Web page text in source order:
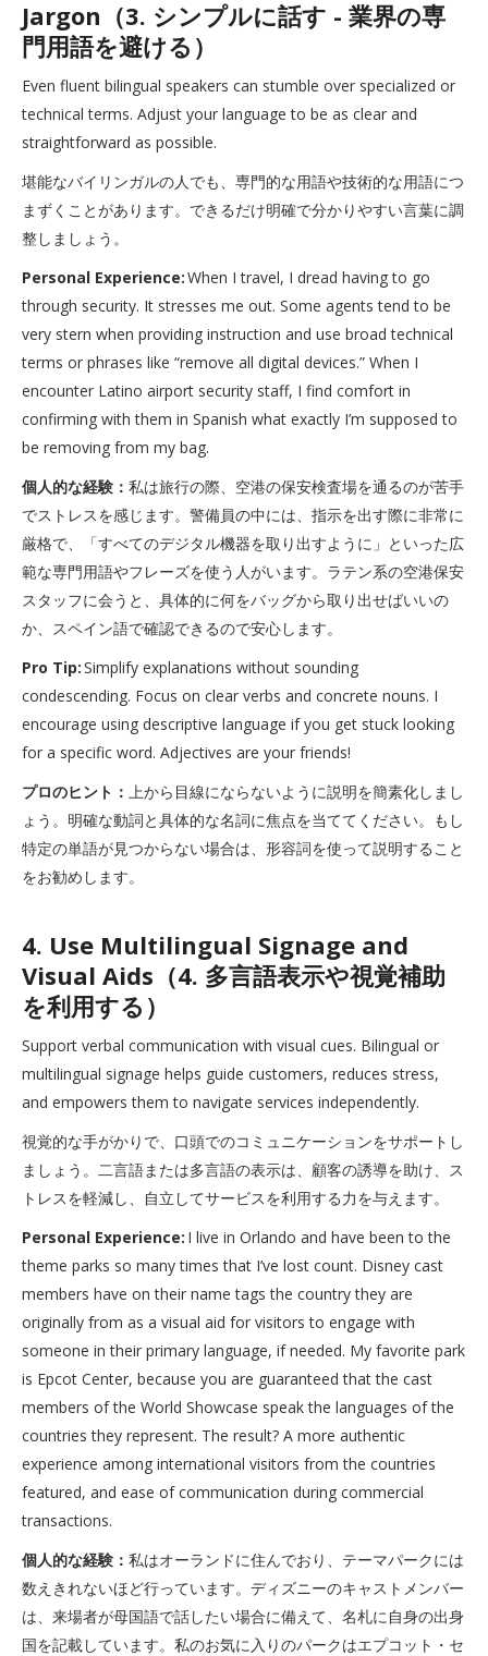
Jargon（3. シンプルに話す - 業界の専
門用語を避ける）
Even fluent bilingual speakers can stumble over specialized or
technical terms. Adjust your language to be as clear and
straightforward as possible.
堪能なバイリンガルの人でも、専門的な用語や技術的な用語につ
まずくことがあります。できるだけ明確で分かりやすい言葉に調
整しましょう。
Personal Experience:When I travel, I dread having to go
through security. It stresses me out. Some agents tend to be
very stern when providing instruction and use broad technical
terms or phrases like “remove all digital devices.” When I
encounter Latino airport security staff, I find comfort in
confirming with them in Spanish what exactly I’m supposed to
be removing from my bag.
個人的な経験： 私は旅行の際、空港の保安検査場を通るのが苦手
でストレスを感じます。警備員の中には、指示を出す際に非常に
厳格で、「すべてのデジタル機器を取り出すように」といった広
範な専門用語やフレーズを使う人がいます。ラテン系の空港保安
スタッフに会うと、具体的に何をバッグから取り出せばいいの
か、スペイン語で確認できるので安心します。
Pro Tip:Simplify explanations without sounding
condescending. Focus on clear verbs and concrete nouns. I
encourage using descriptive language if you get stuck looking
for a specific word. Adjectives are your friends!
プロのヒント： 上から目線にならないように説明を簡素化しまし
ょう。明確な動詞と具体的な名詞に焦点を当ててください。もし
特定の単語が見つからない場合は、形容詞を使って説明すること
をお勧めします。
4. Use Multilingual Signage and
Visual Aids（4. 多言語表示や視覚補助
を利用する）
Support verbal communication with visual cues. Bilingual or
multilingual signage helps guide customers, reduces stress,
and empowers them to navigate services independently.
視覚的な手がかりで、口頭でのコミュニケーションをサポートし
ましょう。二言語または多言語の表示は、顧客の誘導を助け、ス
トレスを軽減し、自立してサービスを利用する力を与えます。
Personal Experience: I live in Orlando and have been to the
theme parks so many times that I’ve lost count. Disney cast
members have on their name tags the country they are
originally from as a visual aid for visitors to engage with
someone in their primary language, if needed. My favorite park
is Epcot Center, because you are guaranteed that the cast
members of the World Showcase speak the languages of the
countries they represent. The result? A more authentic
experience among international visitors from the countries
featured, and ease of communication during commercial
transactions.
個人的な経験： 私はオーランドに住んでおり、テーマパークには
数えきれないほど行っています。ディズニーのキャストメンバー
は、来場者が母国語で話したい場合に備えて、名札に自身の出身
国を記載しています。私のお気に入りのパークはエプコット・セ